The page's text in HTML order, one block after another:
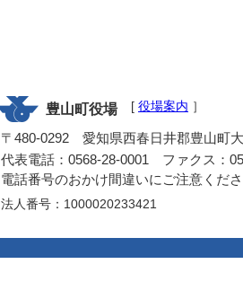
豊山町役場 [ 役場案内 ］
〒480-0292 愛知県西春日井郡豊山町
代表電話：0568-28-0001 ファクス：
電話番号のおかけ間違いにご注意くだ
法人番号：1000020233421